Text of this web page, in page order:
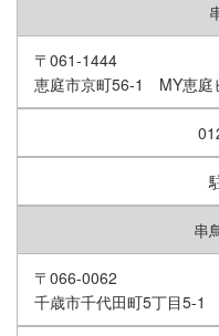
〒061-1444
恵庭市京町56-1 MY恵庭
串
〒066-0062
千歳市千代田町5丁目5-1